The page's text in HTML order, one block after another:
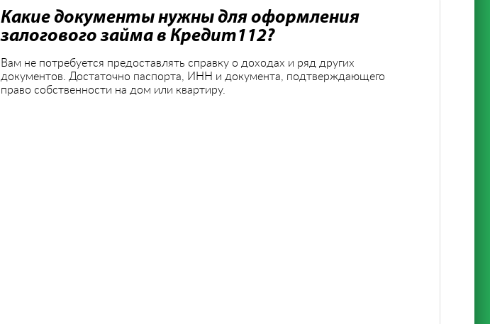
Какие документы нужны для оформления
залогового займа в Кредит112?
Вам не потребуется предоставлять справку о доходах и ряд других
документов. Достаточно паспорта, ИНН и документа, подтверждающего
право собственности на дом или квартиру.